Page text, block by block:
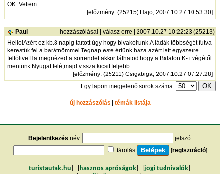
OK. Vettem.
[előzmény: (25215) Hajo, 2007.10.27 10:53:30]
Paul hozzászólásai |válasz erre | 2007.10.27 10:22:23 (25213)
Hello!Azért ez kb.8 napig tartott úgy hogy bivakoltunk.A ládák többségét futva
kerestük fel a barátnömmel.Tegnap este értünk haza azért lett egyszerre
feltöltve.Ha megnézed a sorrendet akkor láthatod hogy a Balaton K- i végétől
mentünk Nyugat felé,majd vissza kicsit feljebb.
[előzmény: (25211) Csigabiga, 2007.10.27 07:27:28]
Egy lapon megjelenő sorok száma:
új hozzászólás | témák listája
Bejelentkezés név:
jelszó:
tárolás
[regisztráció]
turistautak.hu hasznos apróságok jogi tudnivalók